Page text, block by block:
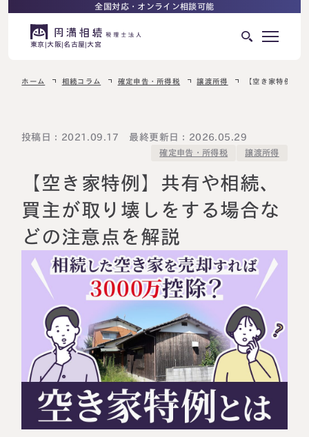
全国対応・オンライン相談可能
東京 大阪 名古屋 大宮
相続ロードマップ
ご相談の流れ
選ばれる理由
よくある質問
相続を学ぶ
相続税申告について
料金表
相続に備えたい方へ
生前対策相談について
相続税試算について
料金表
ホーム 相続コラム 確定申告・所得税 譲渡所得 【空き家特例】
投稿日：2021.09.17 最終更新日：2026.05.29
確定申告・所得税 譲渡所得
【空き家特例】共有や相続、
買主が取り壊しをする場合な
どの注意点を解説